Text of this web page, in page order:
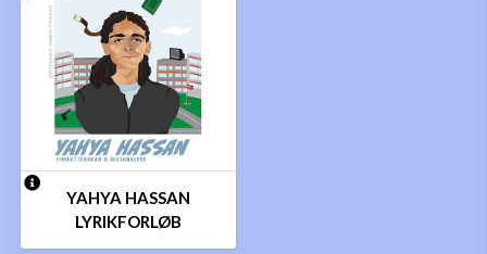
YAHYA HASSAN
LYRIKFORLØB